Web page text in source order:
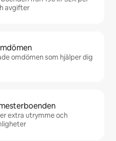
avgifter
omdömen som hjälper dig
extra utrymme och